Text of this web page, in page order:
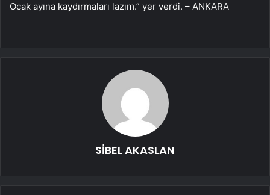
Ocak ayına kaydırmaları lazım.” yer verdi. – ANKARA
SİBEL AKASLAN